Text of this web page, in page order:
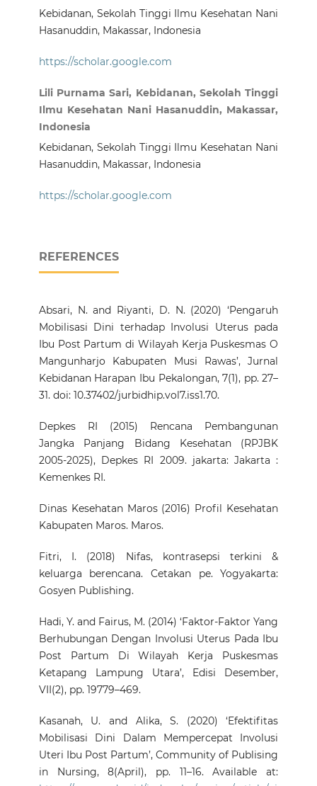
Kebidanan, Sekolah Tinggi Ilmu Kesehatan Nani
Hasanuddin, Makassar, Indonesia
https://scholar.google.com
Lili Purnama Sari, Kebidanan, Sekolah Tinggi
Ilmu Kesehatan Nani Hasanuddin, Makassar,
Indonesia
Kebidanan, Sekolah Tinggi Ilmu Kesehatan Nani
Hasanuddin, Makassar, Indonesia
https://scholar.google.com
REFERENCES
Absari, N. and Riyanti, D. N. (2020) ‘Pengaruh
Mobilisasi Dini terhadap Involusi Uterus pada
Ibu Post Partum di Wilayah Kerja Puskesmas O
Mangunharjo Kabupaten Musi Rawas’, Jurnal
Kebidanan Harapan Ibu Pekalongan, 7(1), pp. 27–
31. doi: 10.37402/jurbidhip.vol7.iss1.70.
Depkes RI (2015) Rencana Pembangunan
Jangka Panjang Bidang Kesehatan (RPJBK
2005-2025), Depkes RI 2009. jakarta: Jakarta :
Kemenkes RI.
Dinas Kesehatan Maros (2016) Profil Kesehatan
Kabupaten Maros. Maros.
Fitri, I. (2018) Nifas, kontrasepsi terkini &
keluarga berencana. Cetakan pe. Yogyakarta:
Gosyen Publishing.
Hadi, Y. and Fairus, M. (2014) ‘Faktor-Faktor Yang
Berhubungan Dengan Involusi Uterus Pada Ibu
Post Partum Di Wilayah Kerja Puskesmas
Ketapang Lampung Utara’, Edisi Desember,
VII(2), pp. 19779–469.
Kasanah, U. and Alika, S. (2020) ‘Efektifitas
Mobilisasi Dini Dalam Mempercepat Involusi
Uteri Ibu Post Partum’, Community of Publising
in Nursing, 8(April), pp. 11–16. Available at: